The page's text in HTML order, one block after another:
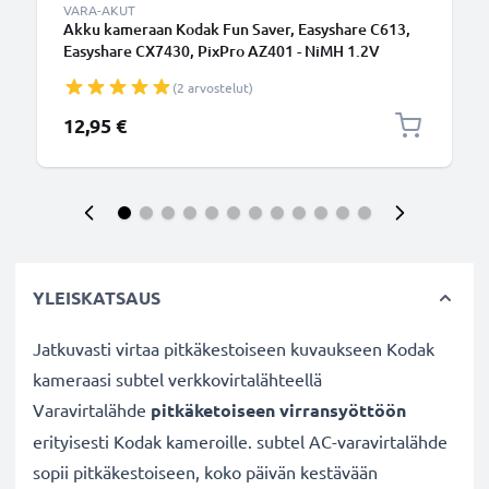
VARA-AKUT
Akku kameraan Kodak Fun Saver, Easyshare C613,
Easyshare CX7430, PixPro AZ401 - NiMH 1.2V
(2 arvostelut)
12,95 €
YLEISKATSAUS
Jatkuvasti virtaa pitkäkestoiseen kuvaukseen Kodak
kameraasi subtel verkkovirtalähteellä
Varavirtalähde pitkäketoiseen virransyöttöön
erityisesti Kodak kameroille. subtel AC-varavirtalähde
sopii pitkäkestoiseen, koko päivän kestävään